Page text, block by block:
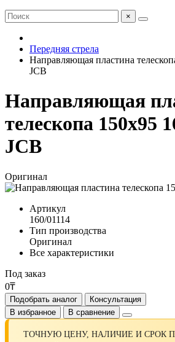
×
Передняя стрела
Направляющая пластина
JCB
Направляющая
телескопа 150x95
JCB
Оригинал
Артикул
160/01114
Тип производства
Оригинал
Все характеристики
Под заказ
0₸
Подобрать аналог
Консультация
В избранное
В сравнение
ТОЧНУЮ ЦЕНУ, НАЛИЧИЕ И СРОК